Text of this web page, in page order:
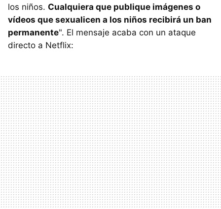
los niños. Cualquiera que publique imágenes o
vídeos que sexualicen a los niños recibirá un ban
permanente". El mensaje acaba con un ataque
directo a Netflix: